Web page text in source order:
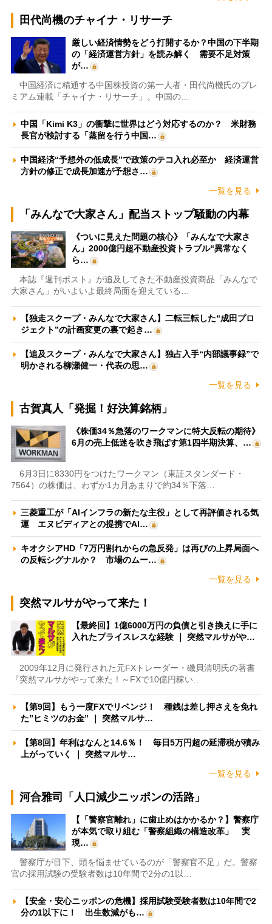
田代尚機のチャイナ・リサーチ
厳しい経済情勢をどう打開するか？中国の下半期
の「経済運営方針」を読み解く 需要不足対策
が…
中国経済に精通する中国株投資の第一人者・田代尚機氏のプレ
ミアム連載「チャイナ・リサーチ」。中国の…
中国「Kimi K3」の衝撃に世界はどう対応するのか？ 米財務
長官が検討する「蒸留を行う中国…
中国経済“予想外の低成長”で政策のテコ入れ必至か 経済運営
方針の修正で成長加速が予想さ…
一覧を見る
「みんなで大家さん」配当ストップ騒動の内幕
《ついに見えた問題の核心》「みんなで大家さ
ん」2000億円超不動産投資トラブル“異常なく
ら…
本誌『週刊ポスト』が追及してきた不動産投資商品「みんなで
大家さん」がいよいよ最終局面を迎えている…
【独走スクープ・みんなで大家さん】二転三転した“成田プロ
ジェクト”の計画変更の裏で起き…
【追及スクープ・みんなで大家さん】独占入手“内部議事録”で
明かされる柳瀬健一・代表の思…
一覧を見る
古賀真人「発掘！好決算銘柄」
《株価34％急落のワークマンに特大反転の期待》
6月の売上低迷を吹き飛ばす第1四半期決算、…
6月3日に8330円をつけたワークマン（東証スタンダード・
7564）の株価は、わずか1カ月あまりで約34％下落…
三菱重工が「AIインフラの新たな主役」として再評価される気
運 エヌビディアとの提携でAI…
キオクシアHD「7万円割れからの急反発」は再びの上昇局面へ
の反転シグナルか？ 市場のムー…
一覧を見る
突然マルサがやって来た！
【最終回】1億6000万円の負債と引き換えに手に
入れたプライスレスな経験 ｜ 突然マルサがや…
2009年12月に発行された元FXトレーダー・磯貝清明氏の著書
『突然マルサがやって来た！～FXで10億円稼い…
【第9回】もう一度FXでリベンジ！ 種銭は差し押さえを免れ
た”ヒミツのお金” ｜ 突然マルサ…
【第8回】年利はなんと14.6％！ 毎日5万円超の延滞税が積み
上がっていく ｜ 突然マルサ…
一覧を見る
河合雅司「人口減少ニッポンの活路」
【「警察官離れ」に歯止めはかかるか？】警察庁
が本気で取り組む「警察組織の構造改革」 実
現…
警察庁が目下、頭を悩ませているのが「警察官不足」だ。警察
官の採用試験の受験者数は10年間で2分の1以…
【安全・安心ニッポンの危機】採用試験受験者数は10年間で2
分の1以下に！ 出生数減がも…